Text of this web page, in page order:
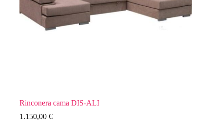
Rinconera cama DIS-ALI
1.150,00 €